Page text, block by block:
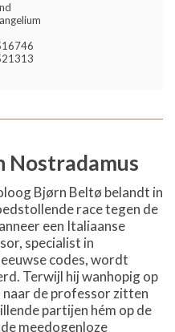
Nostradamus
Bjørn Beltø belandt in
race tegen de
een Italiaanse
specialist in
codes, wordt
Terwijl hij wanhopig op
naar de professor zitten
partijen hém op de
meedogenloze